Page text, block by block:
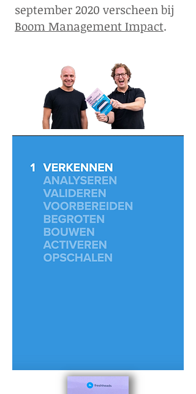
september 2020 verscheen bij
Boom Management Impact.